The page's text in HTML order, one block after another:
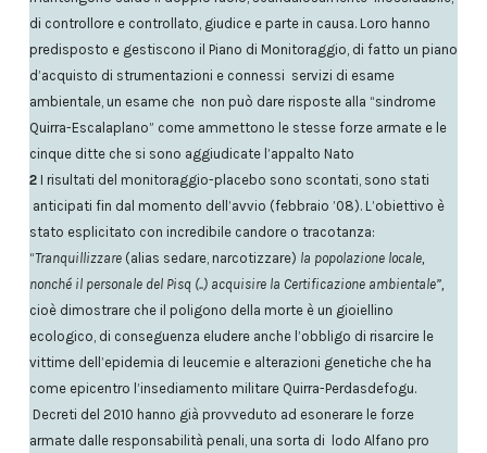
di controllore e controllato, giudice e parte in causa. Loro hanno
predisposto e gestiscono il Piano di Monitoraggio, di fatto un piano
d’acquisto di strumentazioni e connessi servizi di esame
ambientale, un esame che non può dare risposte alla “sindrome
Quirra-Escalaplano” come ammettono le stesse forze armate e le
cinque ditte che si sono aggiudicate l’appalto Nato
2I risultati del monitoraggio-placebo sono scontati, sono stati
anticipati fin dal momento dell’avvio (febbraio ’08). L’obiettivo è
stato esplicitato con incredibile candore o tracotanza:
“Tranquillizzare(alias sedare, narcotizzare) la popolazione locale,
nonché il personale del Pisq (..) acquisire la Certificazione ambientale”,
cioè dimostrare che il poligono della morte è un gioiellino
ecologico, di conseguenza eludere anche l’obbligo di risarcire le
vittime dell’epidemia di leucemie e alterazioni genetiche che ha
come epicentro l’insediamento militare Quirra-Perdasdefogu.
Decreti del 2010 hanno già provveduto ad esonerare le forze
armate dalle responsabilità penali, una sorta di lodo Alfano pro